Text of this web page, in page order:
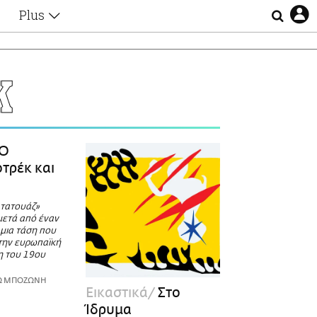
Plus
Απώλειες
Επιλογές
και
από έναν
μια τάση που
ευρωπαϊκή
του 19ου
ΜΠΟΖΩΝΗ
Εικαστικά Στο
Ίδρυμα